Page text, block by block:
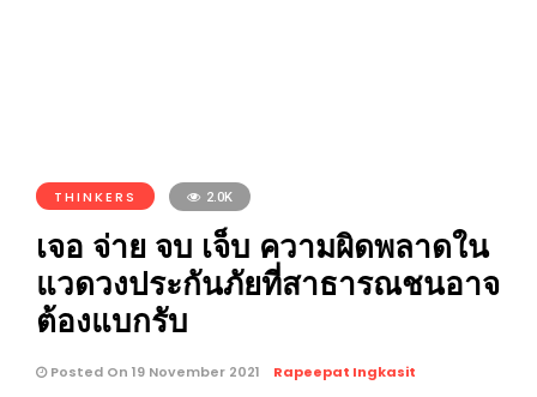
THINKERS 2.0K
เจอ จ่าย จบ เจ็บ ความผิดพลาดใน
แวดวงประกันภัยที่สาธารณชนอาจ
ต้องแบกรับ
Posted On 19 November 2021 Rapeepat Ingkasit